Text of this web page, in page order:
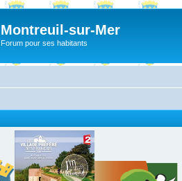
Montreuil-sur-Mer
Forum pour ses habitants